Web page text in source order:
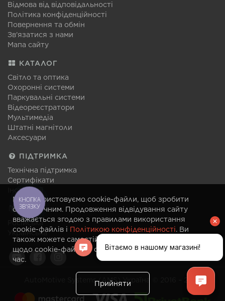
Ми використовуємо cookie-файли, щоб зробити
сайт зручним. Продовження відвідування сайту
вважається згодою з правилами використання
cookie-файлів і Політикою конфіденційності. Ви
також можете самостійно змінити налаштування
щодо cookie-файлів у своєму браузері в будь-який
час.
Прийняти
Відмова від відповідальності
Політика конфіденційності
Повернення та обмін
Зв'язатися з нами
Мапа сайту
КАТАЛОГ
Світло та оптика
Охоронні системи
Паркувальні системи
Відеореєстратори
Мультимедіа
Штатні магнітоли
Аксесуари
ПІДТРИМКА
Технічна підтримка
Сертифікати
Інструкції
МОВА
Російська
Українська
AutoMotive Systems (AMS) Україна © 2016 – 2026
КНОПКА
ЗВ'ЯЗКУ